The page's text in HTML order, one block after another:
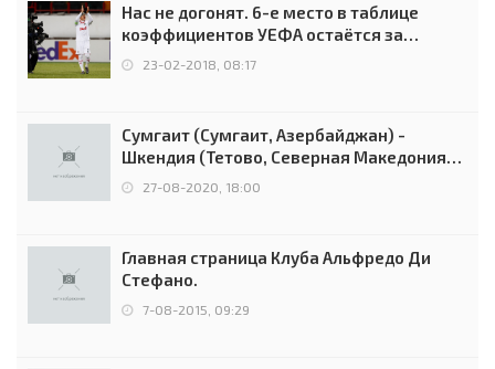
Нас не догонят. 6-е место в таблице
коэффициентов УЕФА остаётся за
Россией
23-02-2018, 08:17
Сумгаит (Сумгаит, Азербайджан) -
Шкендия (Тетово, Северная Македония) -
0:2 (0:0)
27-08-2020, 18:00
Главная страница Клуба Альфредо Ди
Стефано.
7-08-2015, 09:29